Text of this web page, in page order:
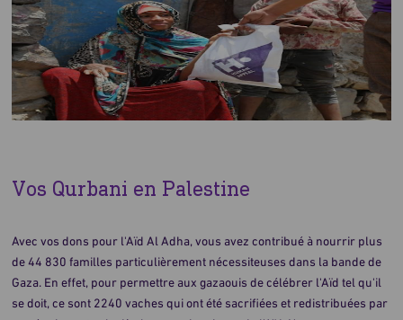
Vos Qurbani en Palestine
Avec vos dons pour l'Aïd Al Adha, vous avez contribué à nourrir plus
de 44 830 familles particulièrement nécessiteuses dans la bande de
Gaza. En effet, pour permettre aux gazaouis de célébrer l'Aïd tel qu'il
se doit, ce sont 2240 vaches qui ont été sacrifiées et redistribuées par